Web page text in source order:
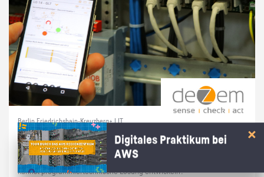
Berlin Friedrichshain-Kreuzberg+ | IT
Prak­ti­kum soft­ware­na­he Tech­nik
Du hast dich in­ten­siv mit Linux/Raspber­ry Pi's/Py­thon be­schäf­tigt und
kannst pro­gram­mier­tech­ni­sche Lö­sung ent­wi­ckeln?
Digitales Praktikum bei
AWS